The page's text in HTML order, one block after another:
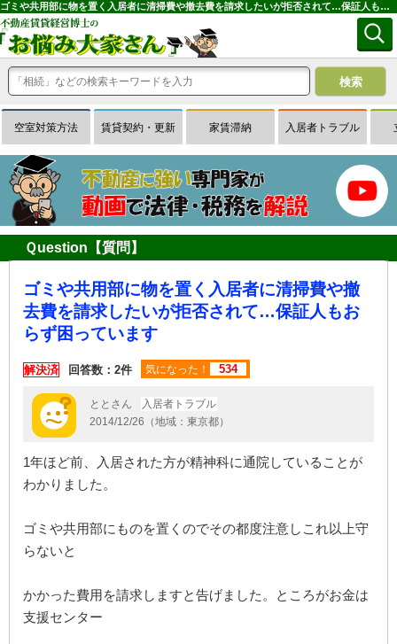
ゴミや共用部に物を置く入居者に清掃費や撤去費を請求したいが拒否されて…保証人もおらず困っています｜専門家に無料相談できる賃貸経営Ｑ＆Ａサイトはお悩み大家さん
空室対策方法 賃貸契約・更新 家賃滞納 入居者トラブル
Ｑuestion【質問】
ゴミや共用部に物を置く入居者に清掃費や撤
去費を請求したいが拒否されて…保証人もお
らず困っています
解決済 回答数：2件 気になった！ 534
ととさん
入居者トラブル
2014/12/26（地域：東京都）
1年ほど前、入居された方が精神科に通院していることが
わかりました。
ゴミや共用部にものを置くのでその都度注意しこれ以上守
らないと
かかった費用を請求しますと告げました。ところがお金は
支援センター